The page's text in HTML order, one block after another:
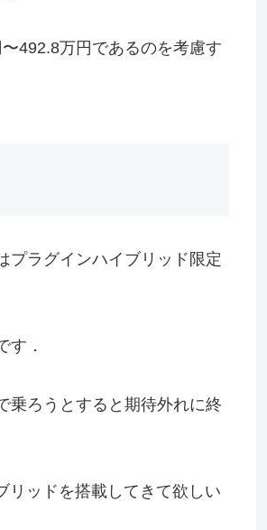
492.8万円であるのを考慮す
ラグインハイブリッド限定
．
ろうとすると期待外れに終
ッドを搭載してきて欲しい